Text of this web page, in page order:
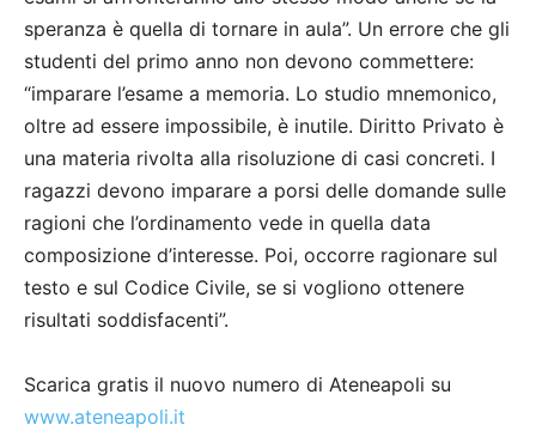
speranza è quella di tornare in aula”. Un errore che gli
studenti del primo anno non devono commettere:
“imparare l’esame a memoria. Lo studio mnemonico,
oltre ad essere impossibile, è inutile. Diritto Privato è
una materia rivolta alla risoluzione di casi concreti. I
ragazzi devono imparare a porsi delle domande sulle
ragioni che l’ordinamento vede in quella data
composizione d’interesse. Poi, occorre ragionare sul
testo e sul Codice Civile, se si vogliono ottenere
risultati soddisfacenti”.
Scarica gratis il nuovo numero di Ateneapoli su
www.ateneapoli.it